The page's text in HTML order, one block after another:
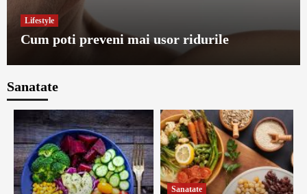
Lifestyle
Cum poti preveni mai usor ridurile
Sanatate
Sanatate